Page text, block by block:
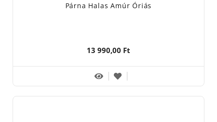
Párna Halas Amúr Óriás
13 990,00 Ft